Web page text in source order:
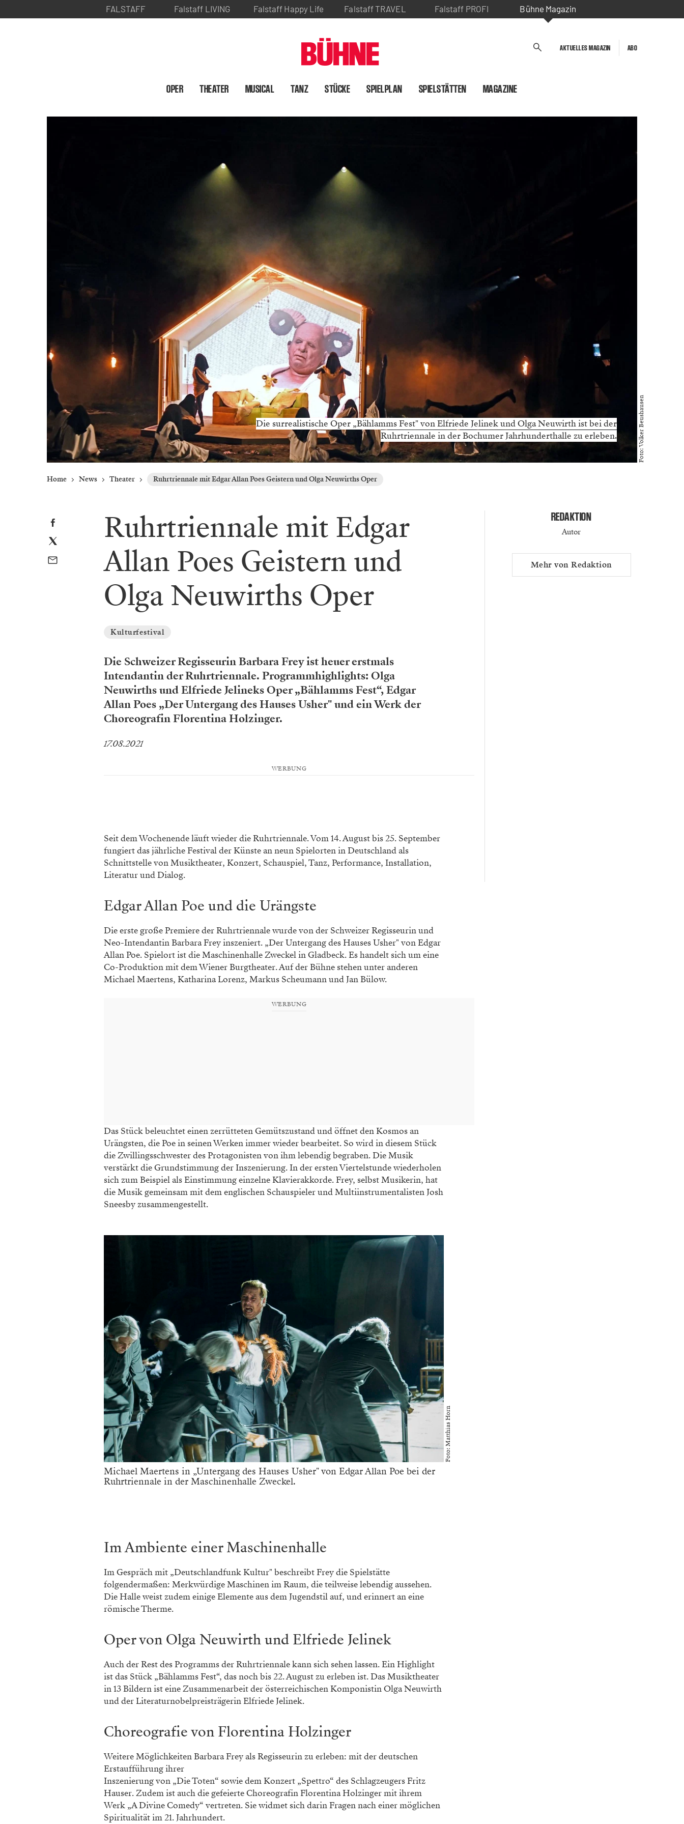
FALSTAFF Falstaff LIVING Falstaff Happy Life Falstaff TRAVEL Falstaff PROFI Bühne Magazin
AKTUELLES MAGAZIN ABO
OPER THEATER MUSICAL TANZ STÜCKE SPIELPLAN SPIELSTÄTTEN MAGAZINE
Die surrealistische Oper „Bählamms Fest" von Elfriede Jelinek und Olga Neuwirth ist bei der
Ruhrtriennale in der Bochumer Jahrhunderthalle zu erleben.
Foto: Volker Beushausen
Home News Theater Ruhrtriennale mit Edgar Allan Poes Geistern und Olga Neuwirths Oper
Ruhrtriennale mit Edgar
Allan Poes Geistern und
Olga Neuwirths Oper
Kulturfestival
Die Schweizer Regisseurin Barbara Frey ist heuer erstmals
Intendantin der Ruhrtriennale. Programmhighlights: Olga
Neuwirths und Elfriede Jelineks Oper „Bählamms Fest“, Edgar
Allan Poes „Der Untergang des Hauses Usher" und ein Werk der
Choreografin Florentina Holzinger.
17.08.2021
WERBUNG
Seit dem Wochenende läuft wieder die Ruhrtriennale. Vom 14. August bis 25. September
fungiert das jährliche Festival der Künste an neun Spielorten in Deutschland als
Schnittstelle von Musiktheater, Konzert, Schauspiel, Tanz, Performance, Installation,
Literatur und Dialog.
Edgar Allan Poe und die Urängste
Die erste große Premiere der Ruhrtriennale wurde von der Schweizer Regisseurin und
Neo-Intendantin Barbara Frey inszeniert. „Der Untergang des Hauses Usher" von Edgar
Allan Poe. Spielort ist die Maschinenhalle Zweckel in Gladbeck. Es handelt sich um eine
Co-Produktion mit dem Wiener Burgtheater. Auf der Bühne stehen unter anderen
Michael Maertens, Katharina Lorenz, Markus Scheumann und Jan Bülow.
WERBUNG
Das Stück beleuchtet einen zerrütteten Gemütszustand und öffnet den Kosmos an
Urängsten, die Poe in seinen Werken immer wieder bearbeitet. So wird in diesem Stück
die Zwillingsschwester des Protagonisten von ihm lebendig begraben. Die Musik
verstärkt die Grundstimmung der Inszenierung. In der ersten Viertelstunde wiederholen
sich zum Beispiel als Einstimmung einzelne Klavierakkorde. Frey, selbst Musikerin, hat
die Musik gemeinsam mit dem englischen Schauspieler und Multiinstrumentalisten Josh
Sneesby zusammengestellt.
Foto: Matthias Horn
Michael Maertens in „Untergang des Hauses Usher" von Edgar Allan Poe bei der
Ruhrtriennale in der Maschinenhalle Zweckel.
Im Ambiente einer Maschinenhalle
Im Gespräch mit „Deutschlandfunk Kultur" beschreibt Frey die Spielstätte
folgendermaßen: Merkwürdige Maschinen im Raum, die teilweise lebendig aussehen.
Die Halle weist zudem einige Elemente aus dem Jugendstil auf, und erinnert an eine
römische Therme.
Oper von Olga Neuwirth und Elfriede Jelinek
Auch der Rest des Programms der Ruhrtriennale kann sich sehen lassen. Ein Highlight
ist das Stück „Bählamms Fest“, das noch bis 22. August zu erleben ist. Das Musiktheater
in 13 Bildern ist eine Zusammenarbeit der österreichischen Komponistin Olga Neuwirth
und der Literaturnobelpreisträgerin Elfriede Jelinek.
Choreografie von Florentina Holzinger
Weitere Möglichkeiten Barbara Frey als Regisseurin zu erleben: mit der deutschen
Erstaufführung ihrer
Inszenierung von „Die Toten“ sowie dem Konzert „Spettro“ des Schlagzeugers Fritz
Hauser. Zudem ist auch die gefeierte Choreografin Florentina Holzinger mit ihrem
Werk „A Divine Comedy“ vertreten. Sie widmet sich darin Fragen nach einer möglichen
Spiritualität im 21. Jahrhundert.
REDAKTION
Autor
Mehr von Redaktion